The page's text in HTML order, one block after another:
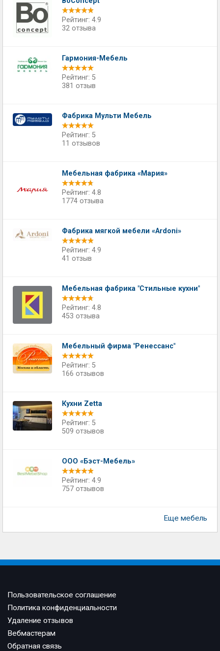
Рейтинг: 4.9
32 отзыва
Гармония-Мебель
Рейтинг: 5
381 отзыв
Фабрика Мульти Мебель
Рейтинг: 5
11 отзывов
Мебельная фабрика «Мария»
Рейтинг: 4.8
1774 отзыва
Фабрика мягкой мебели «Ardoni»
Рейтинг: 4.9
41 отзыв
Мебельная фабрика "Стильные кухни"
Рейтинг: 4.8
453 отзыва
Мебельный фирма "Ренессанс"
Рейтинг: 5
166 отзывов
Кухни Zetta
Рейтинг: 5
509 отзывов
ООО «Бэст-Мебель»
Рейтинг: 4.9
757 отзывов
Еще мебель
Пользовательское соглашение
Политика конфиденциальности
Удаление отзывов
Вебмастерам
Обратная связь